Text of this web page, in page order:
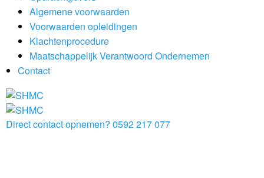
Algemene voorwaarden
Voorwaarden opleidingen
Klachtenprocedure
Maatschappelijk Verantwoord Ondernemen
Contact
Direct contact opnemen? 0592 217 077